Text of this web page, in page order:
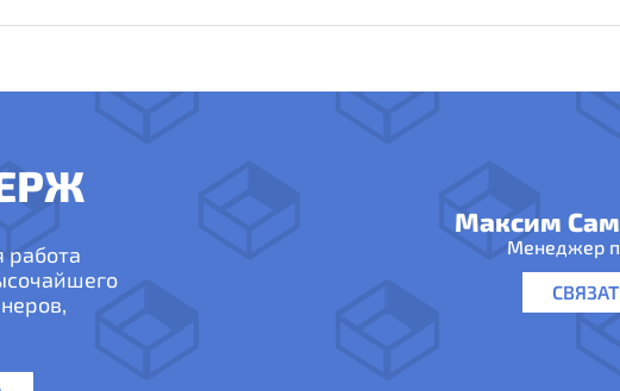
работа
Максим
Менеджер